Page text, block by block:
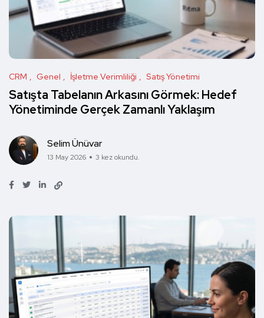
CRM Genel İşletme Verimliliği Satış Yönetimi
Satışta Tabelanın Arkasını Görmek: Hedef
Yönetiminde Gerçek Zamanlı Yaklaşım
Selim Ünüvar
13 May 2026 3 kez okundu.